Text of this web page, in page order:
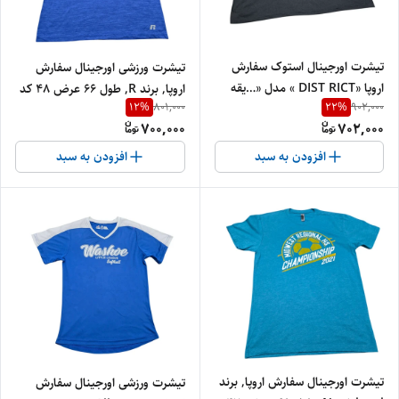
تیشرت اورجینال استوک سفارش
اروپا «DIST RICT » مدل «…یقه
16 | جنس پنبه‌ای درجه‌یک
902,000
22%
702,000
افزودن به سبد
تیشرت ورزشی اورجینال سفارش
اروپا, برند R, طول 66 عرض 48 کد
71
801,000
12%
700,000
افزودن به سبد
تیشرت اورجینال سفارش اروپا, برند
تیشرت ورزشی اورجینال سفارش